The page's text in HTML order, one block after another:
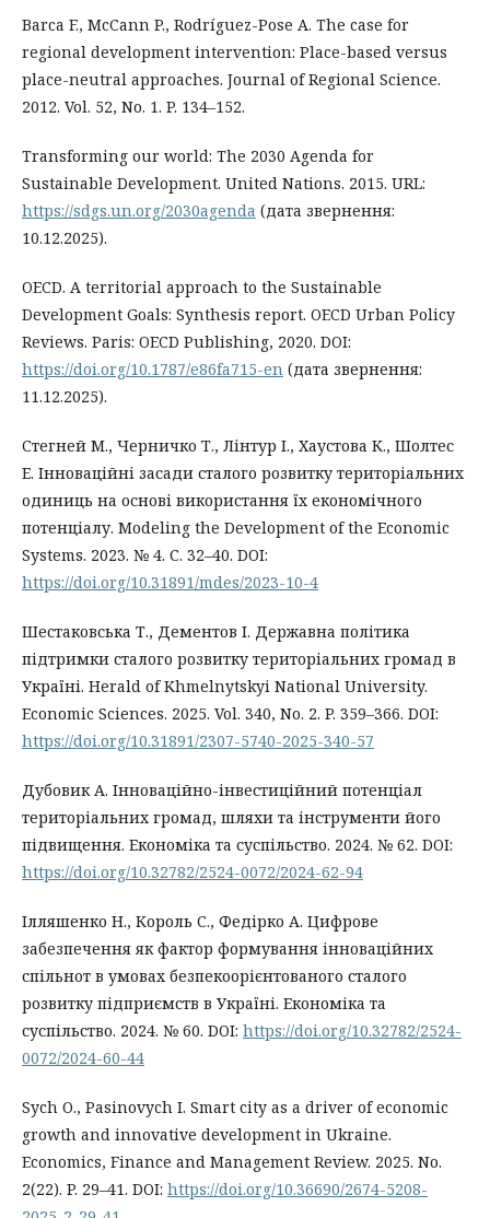
Barca F., McCann P., Rodríguez-Pose A. The case for
regional development intervention: Place-based versus
place-neutral approaches. Journal of Regional Science.
2012. Vol. 52, No. 1. P. 134–152.
Transforming our world: The 2030 Agenda for
Sustainable Development. United Nations. 2015. URL:
https://sdgs.un.org/2030agenda (дата звернення:
10.12.2025).
OECD. A territorial approach to the Sustainable
Development Goals: Synthesis report. OECD Urban Policy
Reviews. Paris: OECD Publishing, 2020. DOI:
https://doi.org/10.1787/e86fa715-en (дата звернення:
11.12.2025).
Стегней М., Черничко Т., Лінтур І., Хаустова К., Шолтес
Е. Інноваційні засади сталого розвитку територіальних
одиниць на основі використання їх економічного
потенціалу. Modeling the Development of the Economic
Systems. 2023. № 4. С. 32–40. DOI:
https://doi.org/10.31891/mdes/2023-10-4
Шестаковська Т., Дементов І. Державна політика
підтримки сталого розвитку територіальних громад в
Україні. Herald of Khmelnytskyi National University.
Economic Sciences. 2025. Vol. 340, No. 2. P. 359–366. DOI:
https://doi.org/10.31891/2307-5740-2025-340-57
Дубовик А. Інноваційно-інвестиційний потенціал
територіальних громад, шляхи та інструменти його
підвищення. Економіка та суспільство. 2024. № 62. DOI:
https://doi.org/10.32782/2524-0072/2024-62-94
Ілляшенко Н., Король С., Федірко А. Цифрове
забезпечення як фактор формування інноваційних
спільнот в умовах безпекоорієнтованого сталого
розвитку підприємств в Україні. Економіка та
суспільство. 2024. № 60. DOI: https://doi.org/10.32782/2524-
0072/2024-60-44
Sych O., Pasinovych I. Smart city as a driver of economic
growth and innovative development in Ukraine.
Economics, Finance and Management Review. 2025. No.
2(22). P. 29–41. DOI: https://doi.org/10.36690/2674-5208-